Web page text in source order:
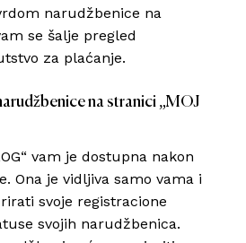
narudžbenice na
se šalje pregled
za plaćanje.
na stranici „MOJ
vam je dostupna nakon
Ona je vidljiva samo vama i
svoje registracione
svojih narudžbenica.